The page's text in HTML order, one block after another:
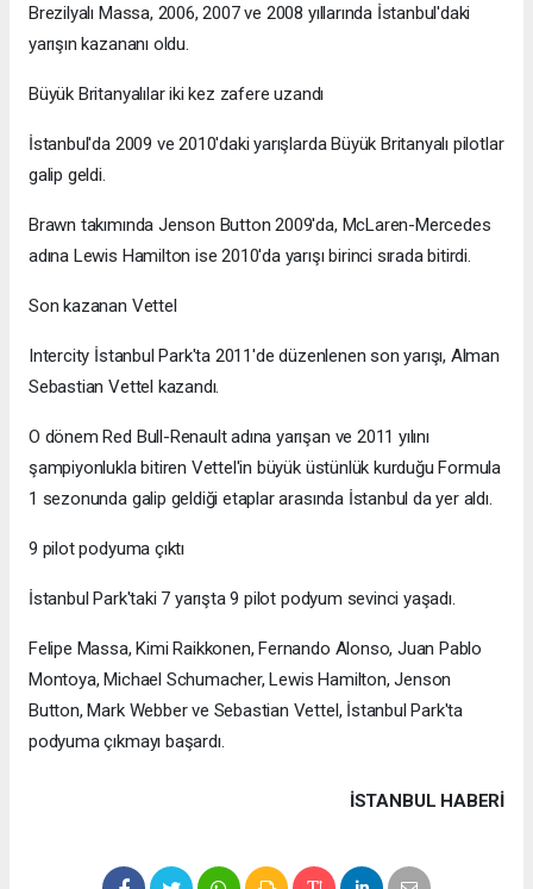
Brezilyalı Massa, 2006, 2007 ve 2008 yıllarında İstanbul'daki
yarışın kazananı oldu.
Büyük Britanyalılar iki kez zafere uzandı
İstanbul'da 2009 ve 2010'daki yarışlarda Büyük Britanyalı pilotlar
galip geldi.
Brawn takımında Jenson Button 2009'da, McLaren-Mercedes
adına Lewis Hamilton ise 2010'da yarışı birinci sırada bitirdi.
Son kazanan Vettel
Intercity İstanbul Park'ta 2011'de düzenlenen son yarışı, Alman
Sebastian Vettel kazandı.
O dönem Red Bull-Renault adına yarışan ve 2011 yılını
şampiyonlukla bitiren Vettel'in büyük üstünlük kurduğu Formula
1 sezonunda galip geldiği etaplar arasında İstanbul da yer aldı.
9 pilot podyuma çıktı
İstanbul Park'taki 7 yarışta 9 pilot podyum sevinci yaşadı.
Felipe Massa, Kimi Raikkonen, Fernando Alonso, Juan Pablo
Montoya, Michael Schumacher, Lewis Hamilton, Jenson
Button, Mark Webber ve Sebastian Vettel, İstanbul Park'ta
podyuma çıkmayı başardı.
İSTANBUL HABERİ